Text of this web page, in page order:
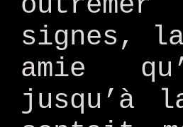
signes, la
amie
jusqu’à